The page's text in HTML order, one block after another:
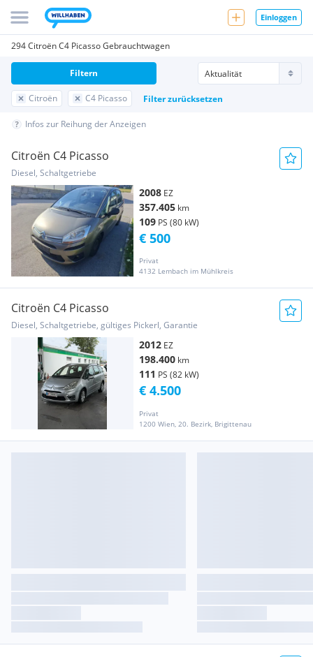
Einloggen
294 Citroën C4 Picasso Gebrauchtwagen
Citroën C4 Picasso Filter zurücksetzen
Filtern
Infos zur Reihung der Anzeigen
Citroën C4 Picasso
Diesel, Schaltgetriebe
2008 EZ
357.405 km
109 PS (80 kW)
Privat
4132 Lembach im Mühlkreis
€ 500
Citroën C4 Picasso
Diesel, Schaltgetriebe, gültiges Pickerl, Garantie
2012 EZ
198.400 km
111 PS (82 kW)
Privat
1200 Wien, 20. Bezirk, Brigittenau
€ 4.500